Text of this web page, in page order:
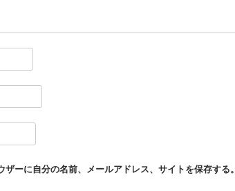
ーに自分の名前、メールアドレス、サイトを保存する。